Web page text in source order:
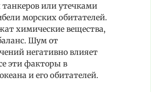
или утечками
морских обитателей.
химические вещества,
Шум от
негативно влияет
эти факторы в
и его обитателей.